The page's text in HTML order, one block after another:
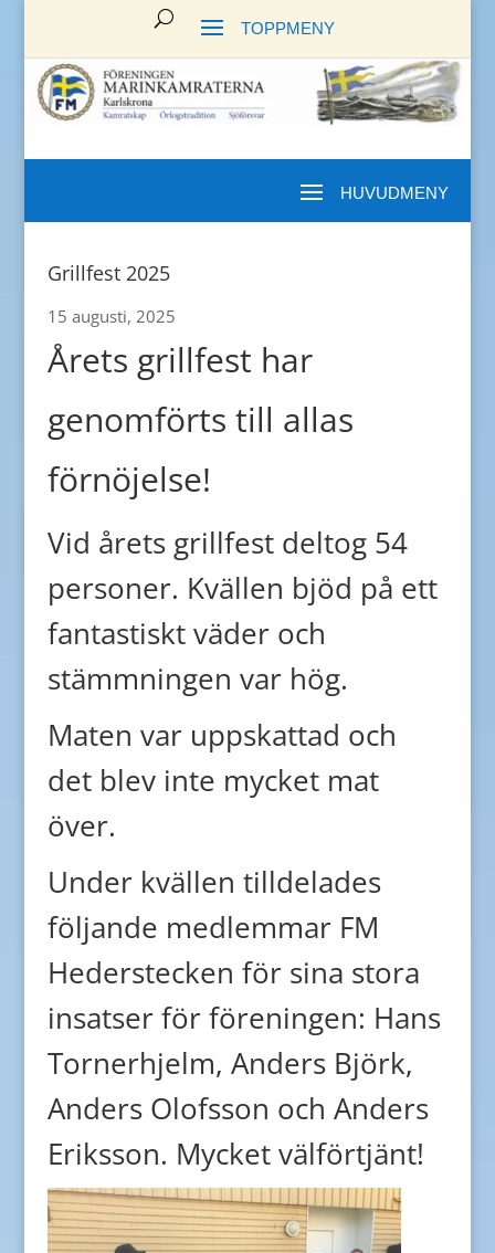
Grillfest 2025
15 augusti, 2025
Årets grillfest har
genomförts till allas
förnöjelse!
Vid årets grillfest deltog 54
personer. Kvällen bjöd på ett
fantastiskt väder och
stämmningen var hög.
Maten var uppskattad och
det blev inte mycket mat
över.
Under kvällen tilldelades
följande medlemmar FM
Hederstecken för sina stora
insatser för föreningen: Hans
Tornerhjelm, Anders Björk,
Anders Olofsson och Anders
Eriksson. Mycket välförtjänt!